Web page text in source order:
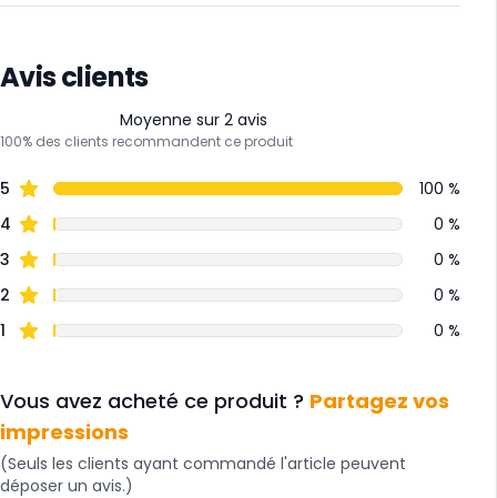
Avis clients
Moyenne sur 2 avis
100% des clients recommandent ce produit
5
100 %
4
0 %
3
0 %
2
0 %
1
0 %
Vous avez acheté ce produit ? Partagez vos
impressions
(Seuls les clients ayant commandé l'article peuvent
déposer un avis.)